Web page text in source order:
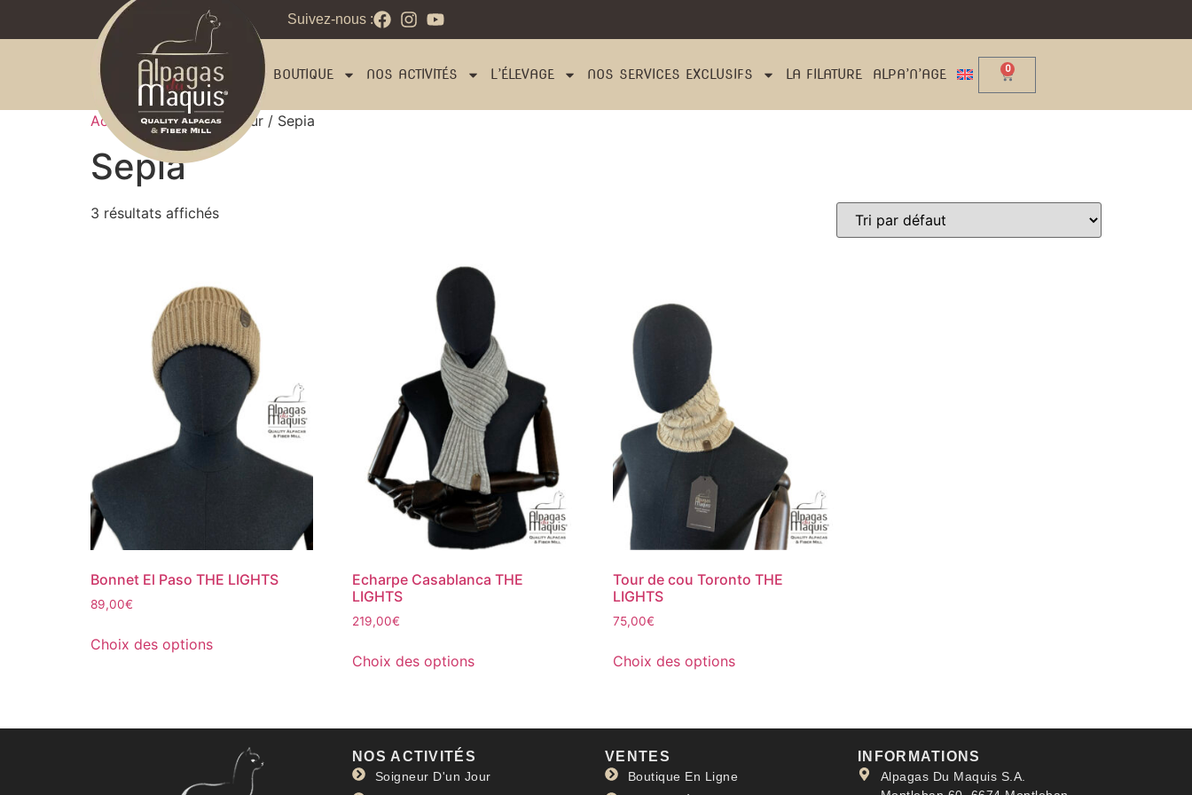
Suivez-nous :
BOUTIQUE NOS ACTIVITÉS L’ÉLEVAGE NOS SERVICES EXCLUSIFS LA FILATURE ALPA’N’AGE 0
Accueil / Product Couleur / Sepia
Sepia
3 résultats affichés
Bonnet El Paso THE LIGHTS
89,00€
Choix des options
Echarpe Casablanca THE
LIGHTS
219,00€
Choix des options
Tour de cou Toronto THE
LIGHTS
75,00€
Choix des options
NOS ACTIVITÉS
Soigneur D'un Jour
VENTES
Boutique En Ligne
INFORMATIONS
Alpagas Du Maquis S.A.